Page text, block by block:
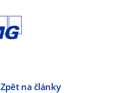
Zpět na články